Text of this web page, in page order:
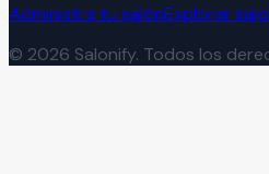
Administra tu salónExplorar
© 2026 Salonify. Todos los